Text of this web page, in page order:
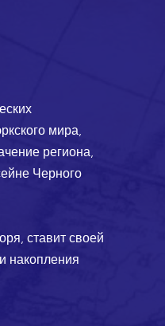
мира,
региона,
Черного
ставит своей
накопления